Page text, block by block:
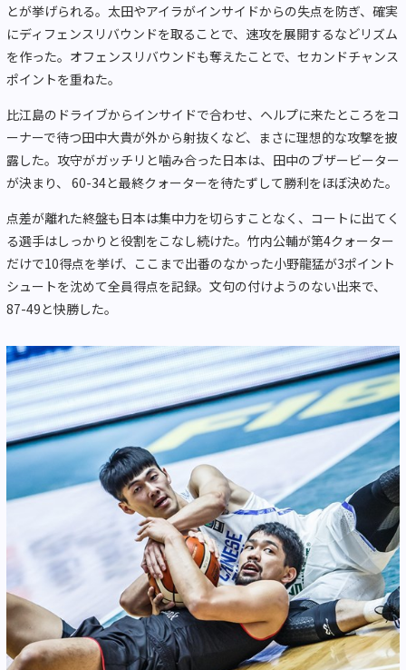
とが挙げられる。太田やアイラがインサイドからの失点を防ぎ、確実
にディフェンスリバウンドを取ることで、速攻を展開するなどリズム
を作った。オフェンスリバウンドも奪えたことで、セカンドチャンス
ポイントを重ねた。
比江島のドライブからインサイドで合わせ、ヘルプに来たところをコ
ーナーで待つ田中大貴が外から射抜くなど、まさに理想的な攻撃を披
露した。攻守がガッチリと噛み合った日本は、田中のブザービーター
が決まり、 60-34と最終クォーターを待たずして勝利をほぼ決めた。
点差が離れた終盤も日本は集中力を切らすことなく、コートに出てく
る選手はしっかりと役割をこなし続けた。竹内公輔が第4クォーター
だけで10得点を挙げ、ここまで出番のなかった小野龍猛が3ポイント
シュートを沈めて全員得点を記録。文句の付けようのない出来で、
87-49と快勝した。